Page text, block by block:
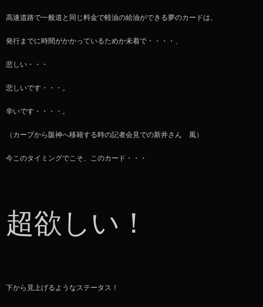
高速道路で一般道と同じ料金で軽油の給油ができる夢のカードは、
発行までに時間がかかっているためか未着で・・・・、
悲しい・・・
悲しいです・・・。
辛いです・・・・。
（カープから阪神へ移籍する時の記者会見での新井さん 風）
今このタイミングでこそ、このカード・・・
超欲しい！
下から見上げるようなステータス！